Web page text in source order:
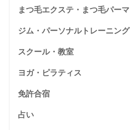
まつ毛エクステ・まつ毛パーマ
ジム・パーソナルトレーニング
スクール・教室
ヨガ・ピラティス
免許合宿
占い